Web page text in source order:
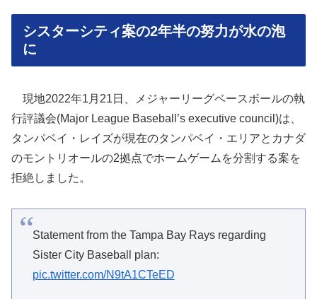
シスターシティ案の2年半の努力が水の泡
に
現地2022年1月21日、メジャーリーグベースボールの執
行評議会(Major League Baseball’s executive council)は、
タンパベイ・レイズが現在のタンパベイ・エリアとカナダ
のモントリオールの2拠点でホームゲームを分割する案を
拒絶しました。
Statement from the Tampa Bay Rays regarding
Sister City Baseball plan:
pic.twitter.com/N9tA1CTeED